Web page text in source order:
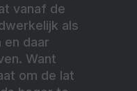
vanaf de
als
daar
Want
om de lat